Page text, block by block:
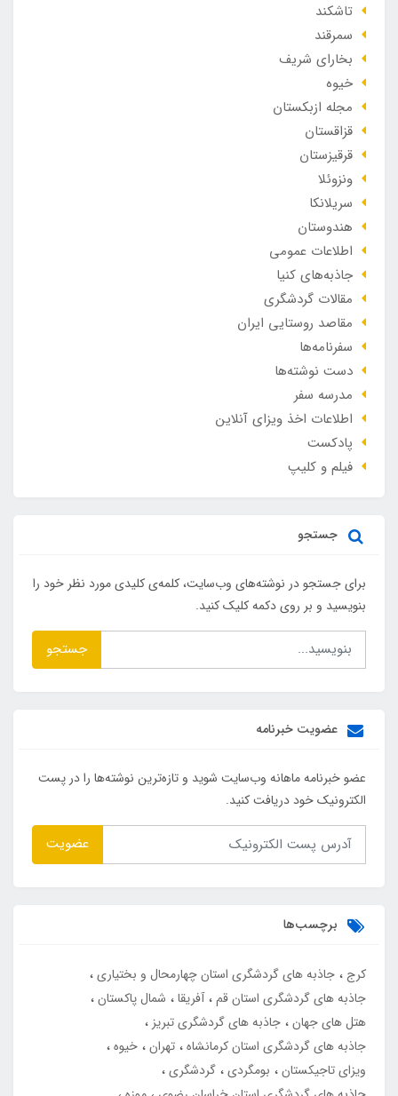
تاشکند
سمرقند
بخارای شریف
خیوه
مجله ازبکستان
قزاقستان
قرقیزستان
ونزوئلا
سریلانکا
هندوستان
اطلاعات عمومی
جاذبه‌های کنیا
مقالات گردشگری
مقاصد روستایی ایران
سفرنامه‌ها
دست نوشته‌ها
مدرسه سفر
اطلاعات اخذ ویزای آنلاین
پادکست
فیلم و کلیپ
جستجو
برای جستجو در نوشته‌های وب‌سایت، کلمه‌ی کلیدی مورد نظر خود را
بنویسید و بر روی دکمه کلیک کنید.
جستجو
عضویت خبرنامه
عضو خبرنامه ماهانه وب‌سایت شوید و تازه‌ترین نوشته‌ها را در پست
الکترونیک خود دریافت کنید.
عضویت
برچسب‌ها
کرج جاذبه های گردشگری استان چهارمحال و بختیاری
جاذبه های گردشگری استان قم آفریقا
شمال پاکستان
هتل های جهان جاذبه های گردشگری تبریز
جاذبه های گردشگری استان کرمانشاه تهران خیوه
ویزای تاجیکستان
بومگردی گردشگری